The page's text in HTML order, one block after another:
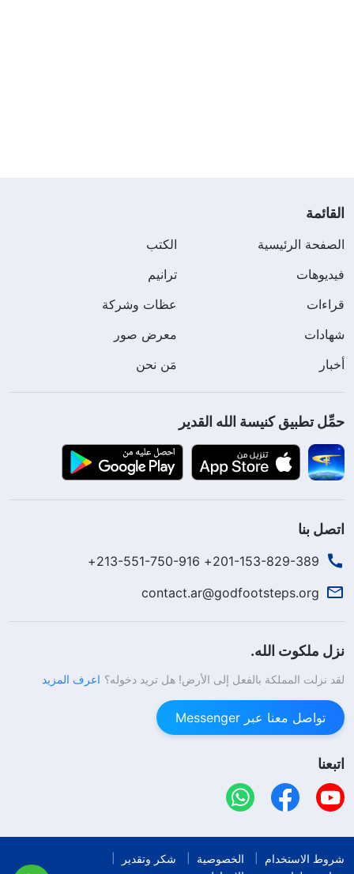
القائمة
الصفحة الرئيسية
الكتب
فيديوهات
ترانيم
قراءات
عظات وشركة
شهادات
معرض صور
أخبار
مَن نحن
حمِّل تطبيق كنيسة الله القدير
اتصل بنا
201-153-829-389+ 213-551-750-916+
contact.ar@godfootsteps.org
نزل ملكوت الله.
لقد نزلت المملكة بالفعل إلى الأرض! هل تريد دخوله؟ اعرف المزيد
تواصل معنا عبر Messenger
اتبعنا
شروط الاستخدام الخصوصية
شكر وتقدير